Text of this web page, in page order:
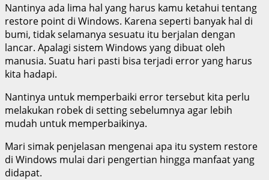
Nantinya ada lima hal yang harus kamu ketahui tentang
restore point di Windows. Karena seperti banyak hal di
bumi, tidak selamanya sesuatu itu berjalan dengan
lancar. Apalagi sistem Windows yang dibuat oleh
manusia. Suatu hari pasti bisa terjadi error yang harus
kita hadapi.
Nantinya untuk memperbaiki error tersebut kita perlu
melakukan robek di setting sebelumnya agar lebih
mudah untuk memperbaikinya.
Mari simak penjelasan mengenai apa itu system restore
di Windows mulai dari pengertian hingga manfaat yang
didapat.